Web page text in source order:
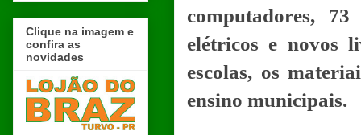
computadores,
elétricos e novos
escolas, os
ensino municipais.
Clique na imagem e
confira as
novidades